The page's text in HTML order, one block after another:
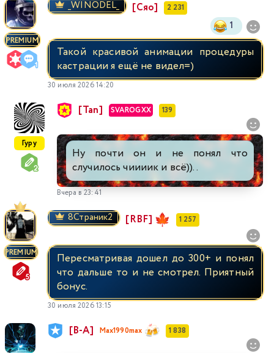
PREMIUM
_WINODEL_ [Сяо] 2 231
1
Такой красивой анимации процедуры
кастрации я ещё не видел=)
30 июля 2026 14:20
Гуру
[Tan] SVAROGXX 139
Ну почти он и не понял что
случилось чиииик и всё))..
Вчера в 23:41
PREMIUM
8Страник2 [RBF] 1 257
Пересматривая дошел до 300+ и понял
что дальше то и не смотрел. Приятный
бонус.
30 июля 2026 13:15
[В-А] Max1990max 1 838